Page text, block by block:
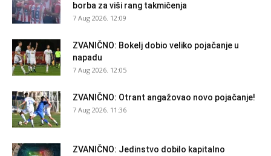
borba za viši rang takmičenja
7 Aug 2026. 12:09
ZVANIČNO: Bokelj dobio veliko pojačanje u
napadu
7 Aug 2026. 12:05
ZVANIČNO: Otrant angažovao novo pojačanje!
7 Aug 2026. 11:36
ZVANIČNO: Jedinstvo dobilo kapitalno